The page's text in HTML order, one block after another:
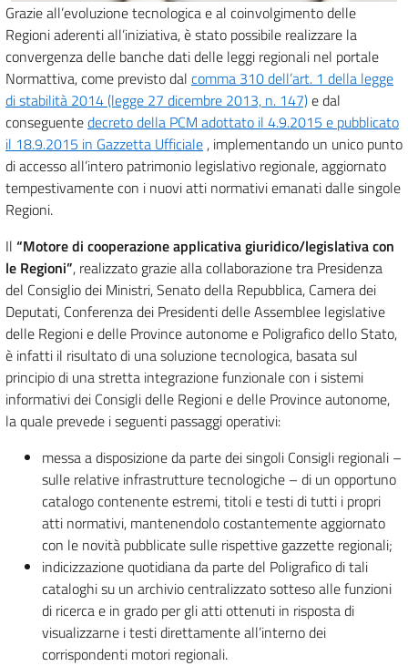
Grazie all’evoluzione tecnologica e al coinvolgimento delle
Regioni aderenti all’iniziativa, è stato possibile realizzare la
convergenza delle banche dati delle leggi regionali nel portale
Normattiva, come previsto dal comma 310 dell’art. 1 della legge
di stabilità 2014 (legge 27 dicembre 2013, n. 147)e dal
conseguentedecreto della PCM adottato il 4.9.2015 e pubblicato
il 18.9.2015 in Gazzetta Ufficiale , implementando un unico punto
di accesso all’intero patrimonio legislativo regionale, aggiornato
tempestivamente con i nuovi atti normativi emanati dalle singole
Regioni.
Il “Motore di cooperazione applicativa giuridico/legislativa con
le Regioni”, realizzato grazie alla collaborazione tra Presidenza
del Consiglio dei Ministri, Senato della Repubblica, Camera dei
Deputati, Conferenza dei Presidenti delle Assemblee legislative
delle Regioni e delle Province autonome e Poligrafico dello Stato,
è infatti il risultato di una soluzione tecnologica, basata sul
principio di una stretta integrazione funzionale con i sistemi
informativi dei Consigli delle Regioni e delle Province autonome,
la quale prevede i seguenti passaggi operativi:
messa a disposizione da parte dei singoli Consigli regionali –
sulle relative infrastrutture tecnologiche – di un opportuno
catalogo contenente estremi, titoli e testi di tutti i propri
atti normativi, mantenendolo costantemente aggiornato
con le novità pubblicate sulle rispettive gazzette regionali;
indicizzazione quotidiana da parte del Poligrafico di tali
cataloghi su un archivio centralizzato sotteso alle funzioni
di ricerca e in grado per gli atti ottenuti in risposta di
visualizzarne i testi direttamente all’interno dei
corrispondenti motori regionali.